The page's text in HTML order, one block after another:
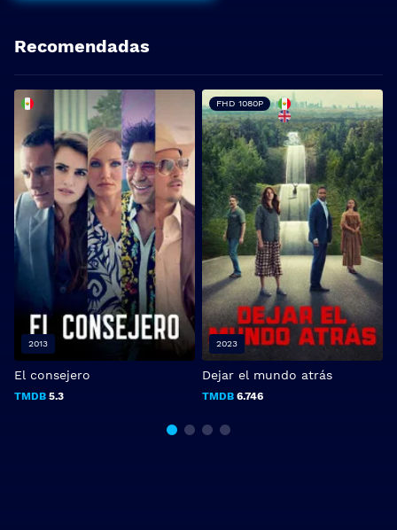
Recomendadas
El consejero
TMDB 5.3
2013
Dejar el mundo atrás
TMDB 6.746
FHD 1080P
2023